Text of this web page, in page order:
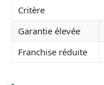
Critère
Garantie élevée
Franchise réduite